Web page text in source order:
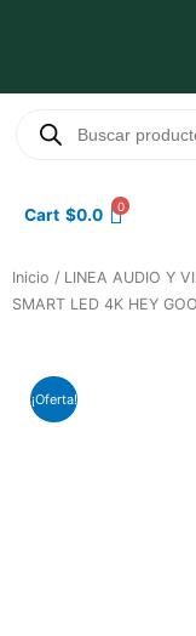
productos
Cart $0.0 0
Inicio / LINEA AUDIO Y
SMART LED 4K HEY
¡Oferta!